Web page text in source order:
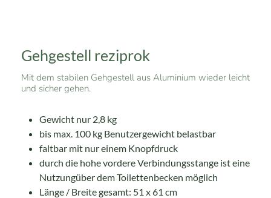
Gehgestell reziprok
Mit dem stabilen Gehgestell aus Aluminium wieder leicht
und sicher gehen.
Gewicht nur 2,8 kg
bis max. 100 kg Benutzergewicht belastbar
faltbar mit nur einem Knopfdruck
durch die hohe vordere Verbindungsstange ist eine
Nutzungüber dem Toilettenbecken möglich
Länge / Breite gesamt: 51 x 61 cm